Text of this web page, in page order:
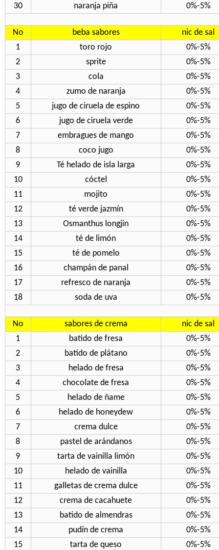
30
naranja piña 0%-5%
No beba sabores
nic de sal
1
toro rojo
0%-5%
2
sprite
0%-5%
3
cola
0%-5%
4
zumo de naranja
0%-5%
5
jugo de ciruela de espino
0%-5%
6
jugo de ciruela verde
0%-5%
7
embragues de mango
0%-5%
8
coco jugo
0%-5%
9
Té helado de isla larga
0%-5%
10
cóctel
0%-5%
11
mojito
0%-5%
12
té verde jazmín
0%-5%
13
Osmanthus longjin
0%-5%
14
té de limón
0%-5%
15
té de pomelo
0%-5%
16
champán de panal
0%-5%
17
refresco de naranja
0%-5%
18
soda de uva 0%-5%
No sabores de crema
nic de sal
1
batido de fresa
0%-5%
2
batido de plátano
0%-5%
3
helado de fresa
0%-5%
4
chocolate de fresa
0%-5%
5
helado de ñame
0%-5%
6
helado de honeydew
0%-5%
7
crema dulce
0%-5%
8
pastel de arándanos
0%-5%
9
tarta de vainilla limón
0%-5%
10
helado de vainilla
0%-5%
11
galletas de crema dulce
0%-5%
12
crema de cacahuete
0%-5%
13
batido de almendras
0%-5%
14
pudín de crema
0%-5%
15
tarta de queso 0%-5%